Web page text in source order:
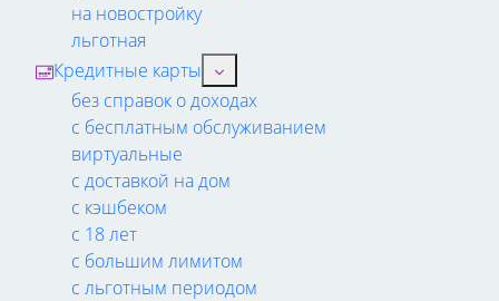
на новостройку
льготная
Кредитные карты
без справок о доходах
с бесплатным обслуживанием
виртуальные
с доставкой на дом
с кэшбеком
с 18 лет
с большим лимитом
с льготным периодом